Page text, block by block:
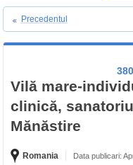
Precedentul
Vilă mare-
clinică,
Mănăstire
Romania Data publicari: